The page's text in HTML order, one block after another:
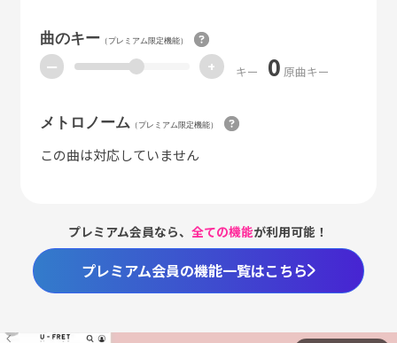
曲のキー（プレミアム限定機能）
ー + キー 0 原曲キー
メトロノーム （プレミアム限定機能）
この曲は対応していません
プレミアム会員なら、全ての機能が利用可能！
プレミアム会員の機能一覧はこちら